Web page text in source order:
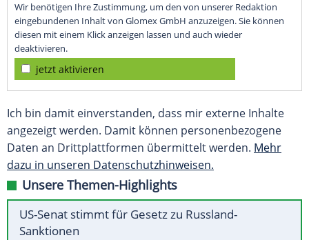
Wir benötigen Ihre Zustimmung, um den von unserer Redaktion
eingebundenen Inhalt von Glomex GmbH anzuzeigen. Sie können
diesen mit einem Klick anzeigen lassen und auch wieder
deaktivieren.
jetzt aktivieren
Ich bin damit einverstanden, dass mir externe Inhalte
angezeigt werden. Damit können personenbezogene
Daten an Drittplattformen übermittelt werden. Mehr
dazu in unseren Datenschutzhinweisen.
Unsere Themen-Highlights
US-Senat stimmt für Gesetz zu Russland-
Sanktionen